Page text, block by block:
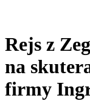
Rejs z
na
firmy